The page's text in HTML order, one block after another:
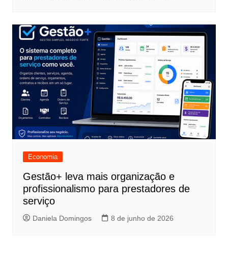
Economia
Gestão+ leva mais organização e
profissionalismo para prestadores de
serviço
Daniela Domingos 8 de junho de 2026